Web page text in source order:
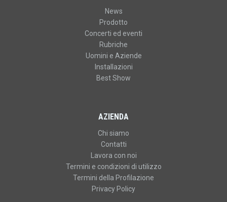
News
Prodotto
Concerti ed eventi
Rubriche
Uomini e Aziende
Installazioni
Best Show
AZIENDA
Chi siamo
Contatti
Lavora con noi
Termini e condizioni di utilizzo
Termini della Profilazione
Privacy Policy